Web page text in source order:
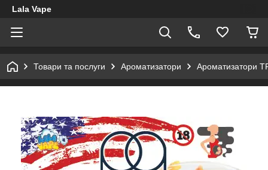
Lala Vape
Товари та послуги Ароматизатори Ароматизатори